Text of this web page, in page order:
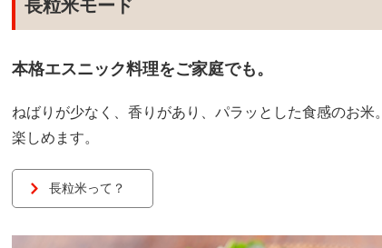
長粒米モード
本格エスニック料理をご家庭でも。
ねばりが少なく、香りがあり、パラッとした食感のお
楽しめます。
長粒米って？